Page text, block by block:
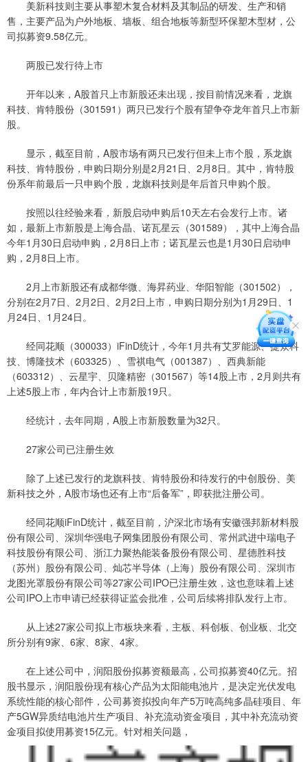
美新科技则主要从事塑木复合材料及其制品的研发、生产和销
售，主要产品为户外地板、墙板、组合地板等新型环保塑木型材，公
司拟募资9.58亿元。
两股已发行待上市
开年以来，A股首只上市新股还未出现，按目前情况来看，龙旗
科技、肯特股份（301591）两只已发行个股有望争夺龙年首只上市新
股。
显示，截至目前，A股市场有两只已发行但未上市个股，系龙旗
科技、肯特股份，申购日期分别是2月21日、2月8日。其中，肯特股
份系年前最后一只申购个股，龙旗科技则是年后首只申购个股。
按照以往经验来看，新股启动申购后10天左右会发行上市。诸
如，最新上市新股是上海合晶、诺瓦星云（301589），其中上海合晶
今年1月30日启动申购，2月8日上市；诺瓦星云也是1月30日启动申
购，2月8日上市。
2月上市新股还有成都华微、海昇药业、华阳智能（301502），
分别在2月7日、2月2日、2月2日上市，申购日期分别为1月29日、1
月24日、1月24日。
经同花顺（300033）iFinD统计，今年1月共有艾罗能源、捷众科
技、博隆技术（603325）、雪祺电气（001387）、西典新能
（603312）、云星宇、贝隆精密（301567）等14股上市，2月则共有
上述5股上市，年内合计上市新股19只。
经统计，去年同期，A股上市新股数量为32只。
27家公司已注册生效
除了上述已发行的龙旗科技、肯特股份和待发行的中创股份、美
新科技之外，A股市场也还有上市“后备军”，即获批注册公司。
经同花顺iFinD统计，截至目前，沪深北市场有安徽强邦新材料股
份有限公司、深圳华强电子网集团股份有限公司、常州武进中瑞电子
科技股份有限公司、浙江力聚热能装备股份有限公司、星德胜科技
（苏州）股份有限公司、灿芯半导体（上海）股份有限公司、深圳市
龙图光罩股份有限公司等27家公司IPO已注册生效，这也意味着上述
公司IPO上市申请已经获得证监会批准，公司后续将排队发行上市。
从上述27家公司拟上市板块来看，主板、科创板、创业板、北交
所分别有9家、6家、8家、4家。
在上述公司中，润阳股份拟募资额最高，公司拟募资40亿元。招
股书显示，润阳股份现有核心产品为太阳能电池片，是决定光伏发电
系统性能的核心部件，公司募资拟投向年产5万吨高纯多晶硅项目、年
产5GW异质结电池片生产项目、补充流动资金项目，其中补充流动资
金项目拟使用募资15亿元。针对相关问题，